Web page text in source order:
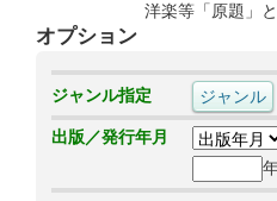
洋楽等「原題」
オプション
ジャンル指定
出版／発行年月